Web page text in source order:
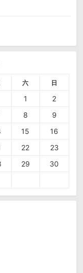
六 日
1
2
8
9
15
16
22
23
29
30